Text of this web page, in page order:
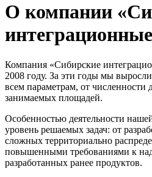
О компании
Компания «Сибирские
2008 году. За эти годы мы
всем параметрам, от численности
занимаемых площадей.
Особенностью деятельности
уровень решаемых задач: от
сложных территориально
повышенными требованиями к
разработанных ранее продуктов.